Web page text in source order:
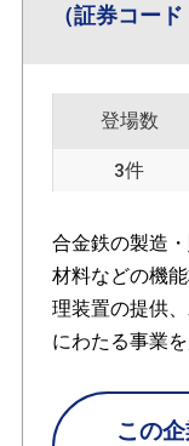
（証券コード
登場数
3件
合金鉄の製造
材料などの機
理装置の提供
にわたる事業を
この